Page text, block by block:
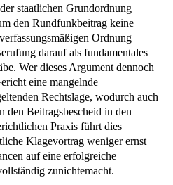
staatlichen Grundordnung
den Rundfunkbeitrag keine
Ordnung
darauf als fundamentales
Wer dieses Argument dennoch
eine mangelnde
Rechtslage, wodurch auch
den Beitragsbescheid in den
Praxis führt dies
Klagevortrag weniger ernst
auf eine erfolgreiche
zunichtemacht.